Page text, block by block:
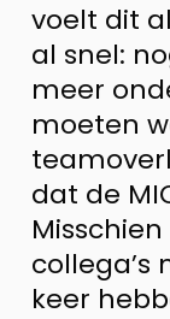
voelt dit
al snel:
meer
moeten
dat de
collega’s
keer